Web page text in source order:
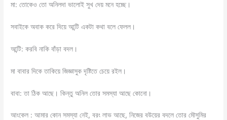
মা: তোকেও তো অনিলদা ভালোই সুখ দেয় মনে হচ্ছে।
সবাইকে অবাক করে দিয়ে আন্টি একটা কথা বলে ফেলল।
আন্টি: করবি নাকি বাঁড়া বদল।
মা বাবার দিকে তাকিয়ে জিজ্ঞাসুক দৃষ্টিতে চেয়ে রইল।
বাবা: তা ঠিক আছে। কিন্তু অনিল তোর সমস্যা আছে কোনো।
আংকেল : আমার কোন সমস্যা নেই, বরং লাভ আছে, নিজের বউয়ের বদলে তোর মৌসুমির